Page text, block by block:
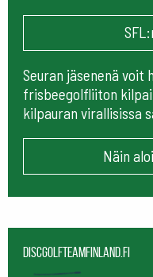
Seuran jäsenenä voit
frisbeegolfliiton
kilpauran virallisissa
Näin
Discgolfteamfinland.fi